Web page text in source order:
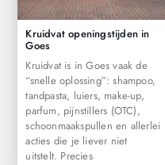
Kruidvat openingstijden in
Goes
Kruidvat is in Goes vaak de
“snelle oplossing”: shampoo,
tandpasta, luiers, make-up,
parfum, pijnstillers (OTC),
schoonmaakspullen en allerlei
acties die je liever niet
uitstelt. Precies